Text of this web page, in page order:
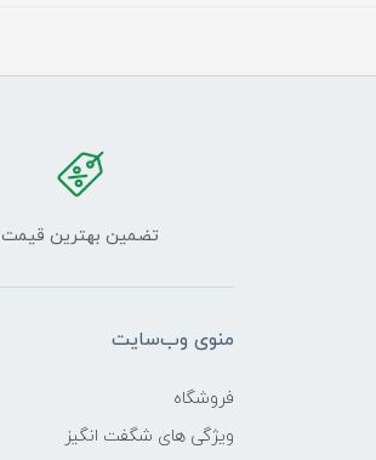
تضمین بهترین قیمت
منوی وب‌سایت
فروشگاه
ویژگی های شگفت انگیز